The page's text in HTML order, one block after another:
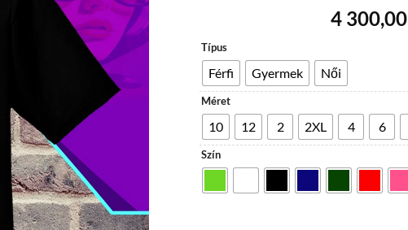
4 300,00
Típus
Férfi Gyermek Női
Méret
10 12 2 2XL 4 6
Szín